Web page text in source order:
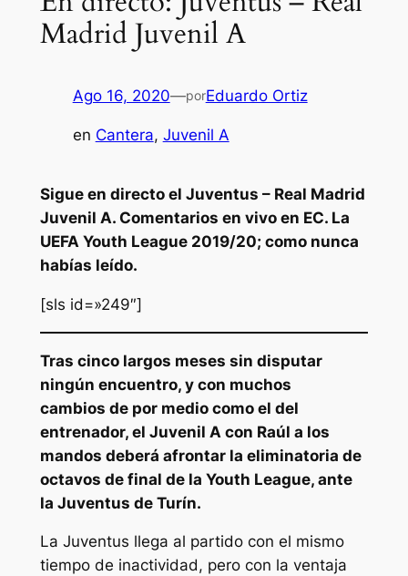
Madrid Juvenil A
Ago 16, 2020—porEduardo Ortiz
en Cantera, Juvenil A
Sigue en directo el Juventus – Real Madrid
Juvenil A. Comentarios en vivo en EC. La
UEFA Youth League 2019/20; como nunca
habías leído.
[sls id=»249″]
Tras cinco largos meses sin disputar
ningún encuentro, y con muchos
cambios de por medio como el del
entrenador, el Juvenil A con Raúl a los
mandos deberá afrontar la eliminatoria de
octavos de final de la Youth League, ante
la Juventus de Turín.
La Juventus llega al partido con el mismo
tiempo de inactividad, pero con la ventaja